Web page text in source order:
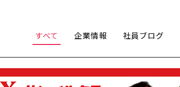
すべて 企業情報 社員ブログ